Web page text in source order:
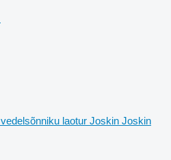
vedelsõnniku laotur Joskin Joskin